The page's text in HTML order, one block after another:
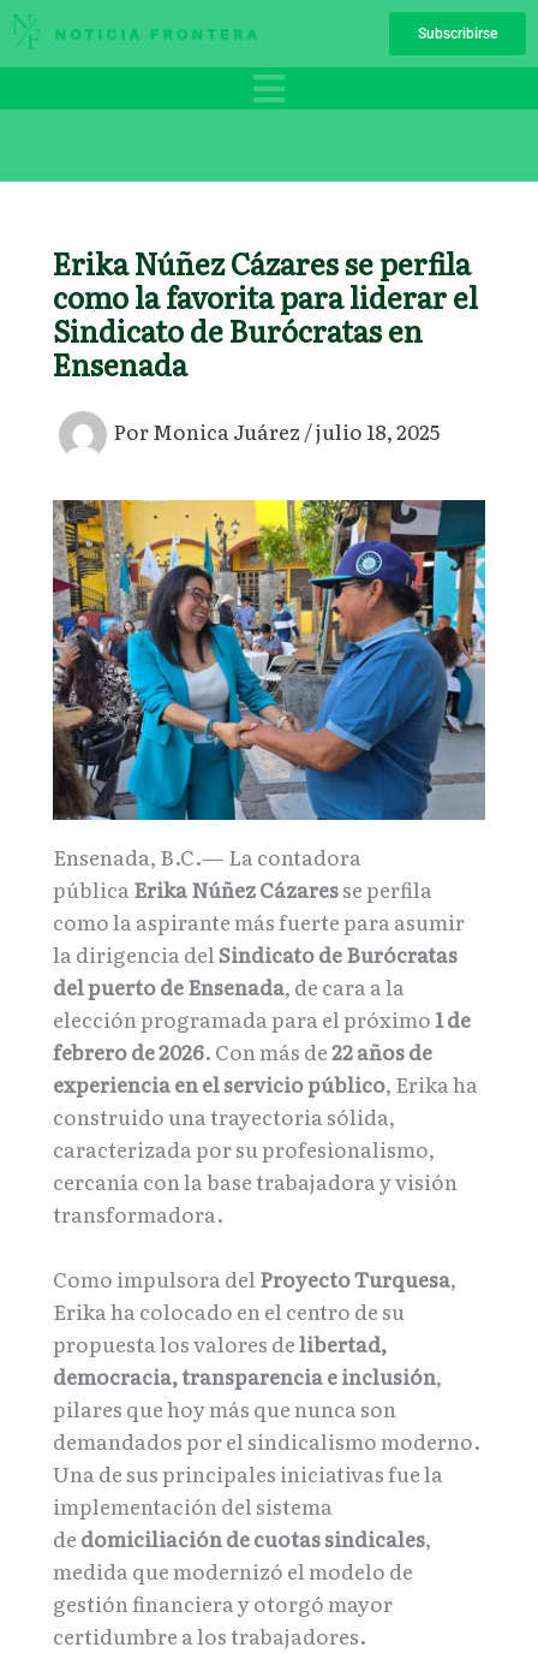
Ir
al
Subscribirse
Erika Núñez Cázares se perfila
como la favorita para liderar el
Sindicato de Burócratas en
Ensenada
PorMonica Juárez/julio 18, 2025
Ensenada, B.C.— La contadora
públicaErika Núñez Cázaresse perfila
como la aspirante más fuerte para asumir
la dirigencia delSindicato de Burócratas
del puerto de Ensenada, de cara a la
elección programada para el próximo 1 de
febrero de 2026. Con más de22 años de
experiencia en el servicio público, Erika ha
construido una trayectoria sólida,
caracterizada por su profesionalismo,
cercanía con la base trabajadora y visión
transformadora.
Como impulsora del Proyecto Turquesa,
Erika ha colocado en el centro de su
propuesta los valores delibertad,
democracia, transparencia e inclusión,
pilares que hoy más que nunca son
demandados por el sindicalismo moderno.
Una de sus principales iniciativas fue la
implementación del sistema
de domiciliación de cuotas sindicales,
medida que modernizó el modelo de
gestión financiera y otorgó mayor
certidumbre a los trabajadores.